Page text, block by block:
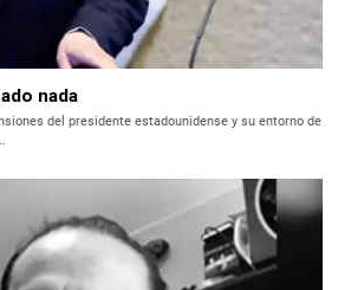
nada
del presidente estadounidense y su entorno de